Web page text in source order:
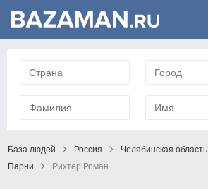
База людей Россия Челябинская область
Парни
Рихтер Роман